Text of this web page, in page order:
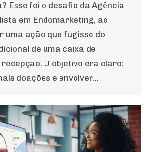
Esse foi o desafio da Agência
em Endomarketing, ao
uma ação que fugisse do
de uma caixa de
recepção. O objetivo era claro:
doações e envolver…